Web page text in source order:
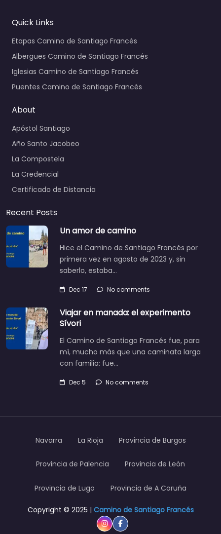
Quick Links
Etapas Camino de Santiago Francés
Albergues Camino de Santiago Francés
Iglesias Camino de Santiago Francés
Puentes Camino de Santiago Francés
About
Apóstol Santiago
Año Santo Jacobeo
La Compostela
La Credencial
Certificado de Distancia
Recent Posts
Un amor de camino
Hice el Camino de Santiago Francés por
primera vez en agosto de 2023 y, sin
saberlo, estaba…
Dec 17 No comments
Viajar en manada: el experimento
Sívori
El Camino de Santiago Francés fue, para
mí, mucho más que una caminata larga
con familia: fue…
Dec 5 No comments
Navarra La Rioja Provincia de Burgos
Provincia de Palencia Provincia de León
Provincia de Lugo Provincia de A Coruña
Copyright © 2025 | Camino de Santiago Francés